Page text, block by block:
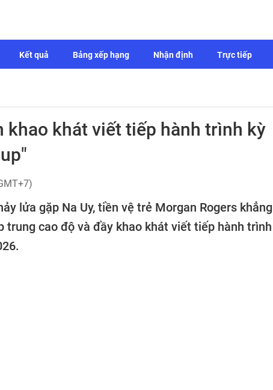
Kết quả Bảng xếp hạng Nhận định Trực tiếp
khao khát viết tiếp hành trình kỳ
lửa gặp Na Uy, tiền vệ trẻ Morgan Rogers khẳng
trung cao độ và đầy khao khát viết tiếp hành trình